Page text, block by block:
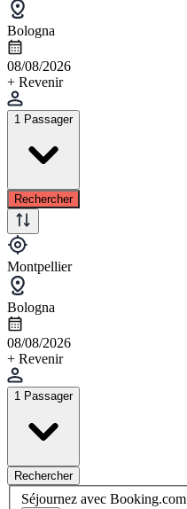
Bologna
08/08/2026
+ Revenir
1 Passager
Rechercher
Montpellier
Bologna
08/08/2026
+ Revenir
1 Passager
Rechercher
Séjournez avec Booking.com